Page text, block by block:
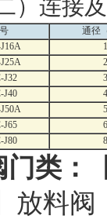
）连接
通径
J32
J40
J65
J80
类：
放料阀